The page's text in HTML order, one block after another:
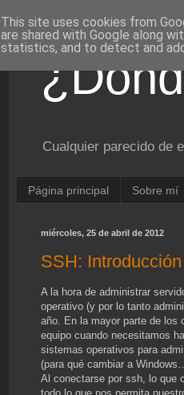
Cualquier parecido de
Página principal Sobre mí
miércoles, 25 de abril de 2012
SSH:
A la hora de administrar
operativo (y por lo tanto
año. En la mayor parte de los
equipo cuando necesitamos
sistemas operativos para
(para qué cambiar a
Al conectarse por ssh, lo que
This site uses cookies from
are shared with Google along
statistics, and to detect and